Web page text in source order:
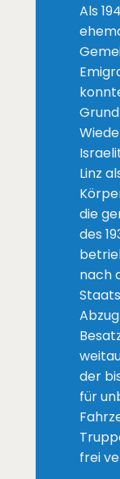
Als
Linz
die
des
nach
der
für
frei